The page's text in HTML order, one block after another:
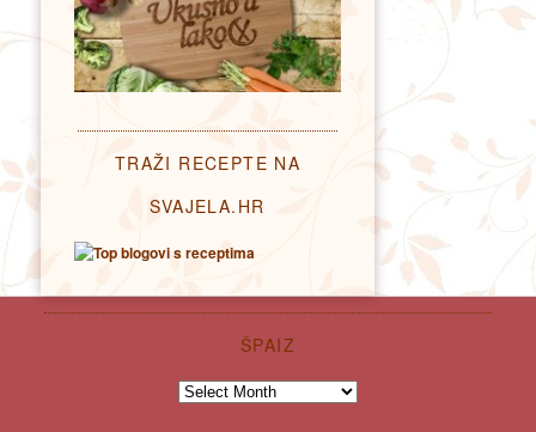
TRAŽI RECEPTE NA
SVAJELA.HR
ŠPAIZ
Špaiz